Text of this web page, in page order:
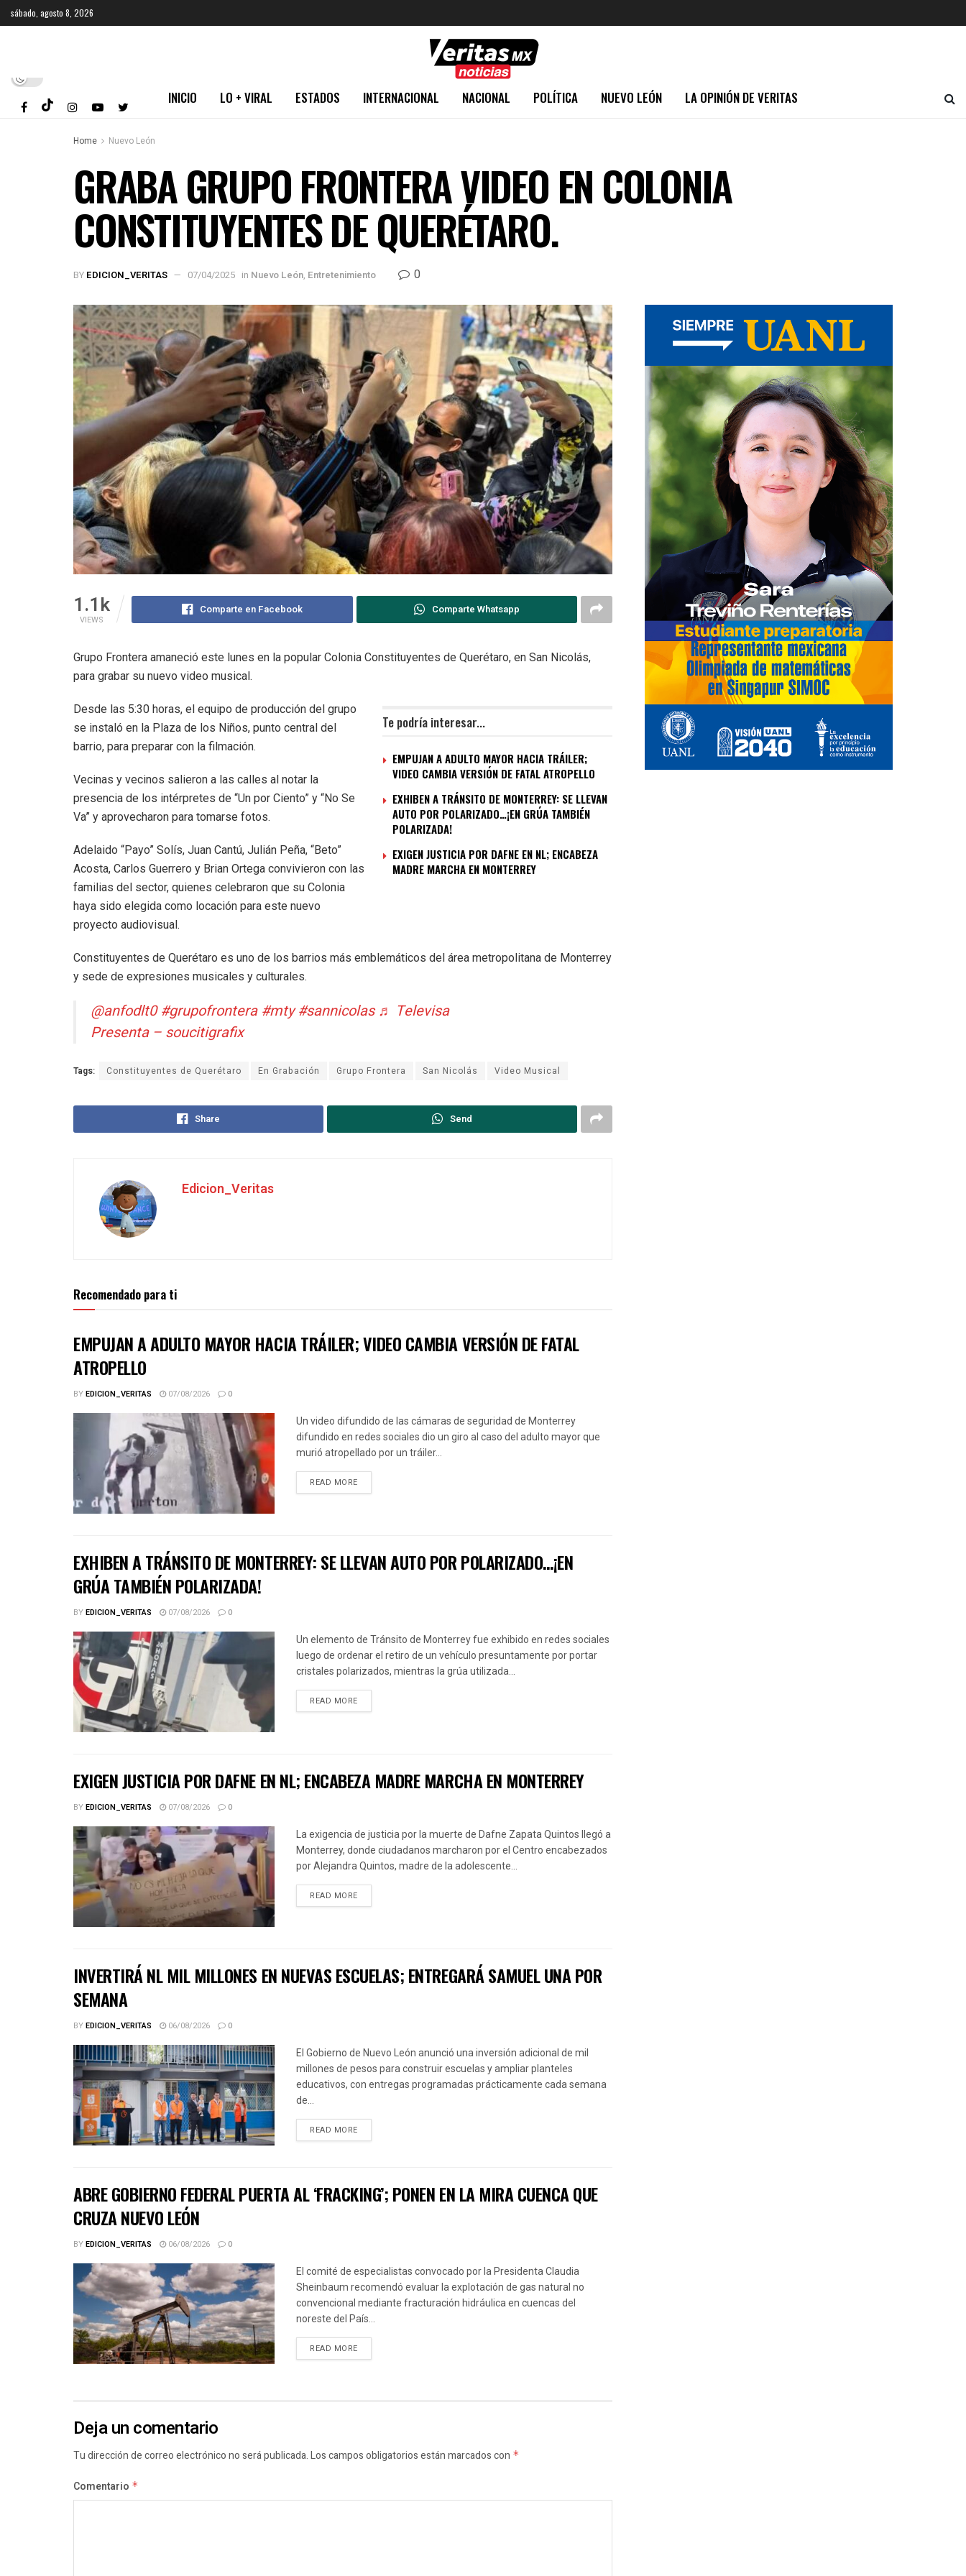
sábado, agosto 8, 2026
INICIO LO + VIRAL ESTADOS INTERNACIONAL NACIONAL POLÍTICA NUEVO LEÓN LA OPINIÓN DE VERITAS
Home Nuevo León
GRABA GRUPO FRONTERA VIDEO EN COLONIA
CONSTITUYENTES DE QUERÉTARO.
BY EDICION_VERITAS 07/04/2025 in Nuevo León, Entretenimiento 0
1.1k
VIEWS
Comparte en Facebook Comparte Whatsapp
Grupo Frontera amaneció este lunes en la popular Colonia Constituyentes de Querétaro, en San Nicolás,
para grabar su nuevo video musical.
Te podría interesar...
EMPUJAN A ADULTO MAYOR HACIA TRÁILER;
VIDEO CAMBIA VERSIÓN DE FATAL ATROPELLO
EXHIBEN A TRÁNSITO DE MONTERREY: SE LLEVAN
AUTO POR POLARIZADO…¡EN GRÚA TAMBIÉN
POLARIZADA!
EXIGEN JUSTICIA POR DAFNE EN NL; ENCABEZA
MADRE MARCHA EN MONTERREY
Desde las 5:30 horas, el equipo de producción del grupo
se instaló en la Plaza de los Niños, punto central del
barrio, para preparar con la filmación.
Vecinas y vecinos salieron a las calles al notar la
presencia de los intérpretes de “Un por Ciento” y “No Se
Va” y aprovecharon para tomarse fotos.
Adelaido “Payo” Solís, Juan Cantú, Julián Peña, “Beto”
Acosta, Carlos Guerrero y Brian Ortega convivieron con las
familias del sector, quienes celebraron que su Colonia
haya sido elegida como locación para este nuevo
proyecto audiovisual.
Constituyentes de Querétaro es uno de los barrios más emblemáticos del área metropolitana de Monterrey
y sede de expresiones musicales y culturales.
@anfodlt0 #grupofrontera #mty #sannicolas ♬ Televisa
Presenta – soucitigrafix
Tags: Constituyentes de Querétaro En Grabación Grupo Frontera San Nicolás Video Musical
Share Send
Edicion_Veritas
Recomendado para ti
EMPUJAN A ADULTO MAYOR HACIA TRÁILER; VIDEO CAMBIA VERSIÓN DE FATAL
ATROPELLO
BYEDICION_VERITAS 07/08/2026 0
Un video difundido de las cámaras de seguridad de Monterrey
difundido en redes sociales dio un giro al caso del adulto mayor que
murió atropellado por un tráiler...
READ MORE
EXHIBEN A TRÁNSITO DE MONTERREY: SE LLEVAN AUTO POR POLARIZADO…¡EN
GRÚA TAMBIÉN POLARIZADA!
BYEDICION_VERITAS 07/08/2026 0
Un elemento de Tránsito de Monterrey fue exhibido en redes sociales
luego de ordenar el retiro de un vehículo presuntamente por portar
cristales polarizados, mientras la grúa utilizada...
READ MORE
EXIGEN JUSTICIA POR DAFNE EN NL; ENCABEZA MADRE MARCHA EN MONTERREY
BYEDICION_VERITAS 07/08/2026 0
La exigencia de justicia por la muerte de Dafne Zapata Quintos llegó a
Monterrey, donde ciudadanos marcharon por el Centro encabezados
por Alejandra Quintos, madre de la adolescente...
READ MORE
INVERTIRÁ NL MIL MILLONES EN NUEVAS ESCUELAS; ENTREGARÁ SAMUEL UNA POR
SEMANA
BYEDICION_VERITAS 06/08/2026 0
El Gobierno de Nuevo León anunció una inversión adicional de mil
millones de pesos para construir escuelas y ampliar planteles
educativos, con entregas programadas prácticamente cada semana
de...
READ MORE
ABRE GOBIERNO FEDERAL PUERTA AL ‘FRACKING’; PONEN EN LA MIRA CUENCA QUE
CRUZA NUEVO LEÓN
BYEDICION_VERITAS 06/08/2026 0
El comité de especialistas convocado por la Presidenta Claudia
Sheinbaum recomendó evaluar la explotación de gas natural no
convencional mediante fracturación hidráulica en cuencas del
noreste del País...
READ MORE
Deja un comentario
Tu dirección de correo electrónico no será publicada.Los campos obligatorios están marcados con *
Comentario *